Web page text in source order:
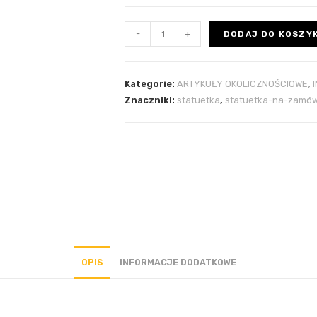
- + DODAJ DO
Kategorie: ARTYKUŁY OKOLICZNOŚCIOWE,
Znaczniki: statuetka, statuetka-na-
OPIS INFORMACJE DODATKOWE